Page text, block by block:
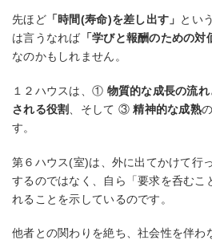
先ほど「時間(寿命)を差し出す」 とい
は言うなれば 「学びと報酬のための対
なのかもしれません。
１２ハウスは、① 物質的な成長の流れ
される役割
、そして ③精神的な成熟
す。
第６ハウス(室)は、外に出てかけて行
するのではなく、自ら「要求を呑むこ
れることを示しているのです。
他者との関わりを絶ち、社会性を伴わ